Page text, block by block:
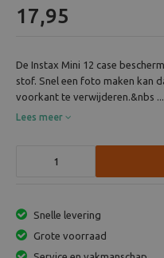
17,95
De Instax Mini 12 case
stof. Snel een foto maken kan
voorkant te verwijderen.&nbs ...
Lees meer
Snelle levering
Grote voorraad